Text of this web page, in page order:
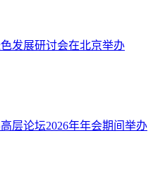
发展研讨会在北京举办
层论坛2026年年会期间举办